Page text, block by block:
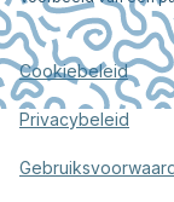
Cookiebeleid
Privacybeleid